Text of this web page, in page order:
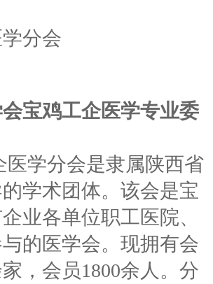
分会
宝鸡工企医学专业委
学分会是隶属陕西省
学术团体。该会是宝
业各单位职工医院、
的医学会。现拥有会
，会员1800余人。分